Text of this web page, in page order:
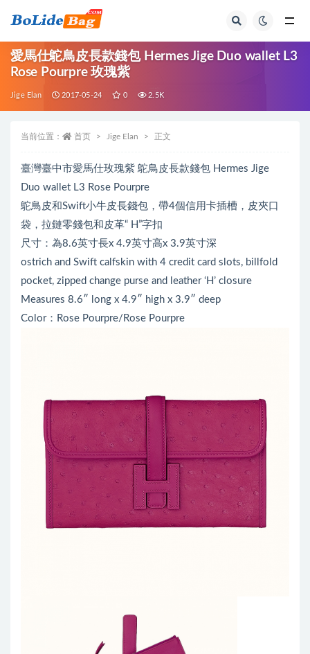
愛馬仕鴕鳥皮長款錢包 Hermes Jige Duo wallet L3
Rose Pourpre 玫瑰紫
Jige Elan 2017-05-24 0 2.5K
当前位置： 首页 Jige Elan 正文
臺灣臺中市愛馬仕玫瑰紫 鴕鳥皮長款錢包 Hermes Jige
Duo wallet L3 Rose Pourpre
鴕鳥皮和Swift小牛皮長錢包，帶4個信用卡插槽，皮夾口
袋，拉鏈零錢包和皮革“ H”字扣
尺寸：為8.6英寸長x 4.9英寸高x 3.9英寸深
ostrich and Swift calfskin with 4 credit card slots, billfold
pocket, zipped change purse and leather ‘H’ closure
Measures 8.6″ long x 4.9″ high x 3.9″ deep
Color：Rose Pourpre/Rose Pourpre